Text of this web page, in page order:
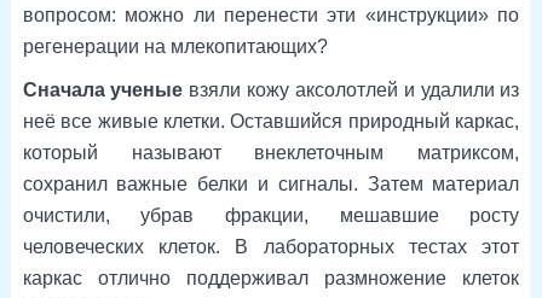
вопросом: можно ли перенести эти «инструкции» по
регенерации на млекопитающих?
Сначала ученые взяли кожу аксолотлей и удалили из
неё все живые клетки. Оставшийся природный каркас,
который называют внеклеточным матриксом,
сохранил важные белки и сигналы. Затем материал
очистили, убрав фракции, мешавшие росту
человеческих клеток. В лабораторных тестах этот
каркас отлично поддерживал размножение клеток